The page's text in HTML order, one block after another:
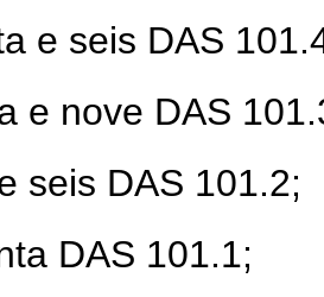
e seis DAS
e nove DAS
seis DAS 101.2;
DAS 101.1;